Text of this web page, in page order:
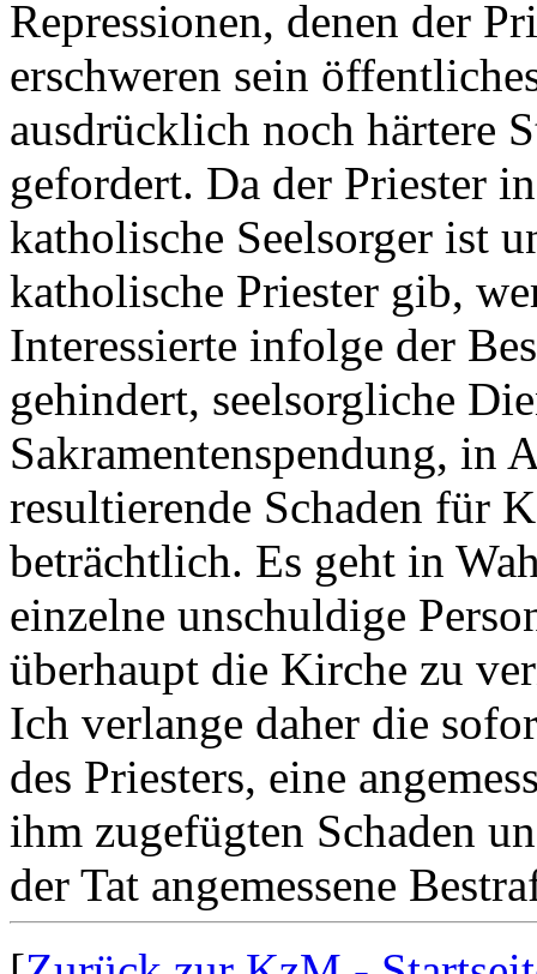
Repressionen, denen der
erschweren sein
ausdrücklich noch härtere
gefordert. Da der Priester
katholische Seelsorger ist
katholische Priester gib,
Interessierte infolge der
gehindert, seelsorgliche
Sakramentenspendung, in
resultierende Schaden für
beträchtlich. Es geht in
einzelne unschuldige
überhaupt die Kirche zu
Ich verlange daher die
des Priesters, eine
ihm zugefügten Schaden
der Tat angemessene